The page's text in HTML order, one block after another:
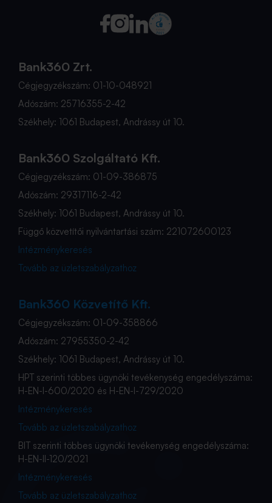
Bank360 Zrt.
Cégjegyzékszám: 01-10-048921
Adószám: 25716355-2-42
Székhely: 1061 Budapest, Andrássy út 10.
Bank360 Szolgáltató Kft.
Cégjegyzékszám: 01-09-386875
Adószám: 29317116-2-42
Székhely: 1061 Budapest, Andrássy út 10.
Függő közvetítői nyilvántartási szám: 221072600123
Intézménykeresés
Tovább az üzletszabályzathoz
Bank360 Közvetítő Kft.
Cégjegyzékszám: 01-09-358866
Adószám: 27955350-2-42
Székhely: 1061 Budapest, Andrássy út 10.
HPT szerinti többes ügynöki tevékenység engedélyszáma:
H-EN-I-600/2020 és H-EN-I-729/2020
Intézménykeresés
Tovább az üzletszabályzathoz
BIT szerinti többes ügynöki tevékenység engedélyszáma:
H-EN-II-120/2021
Intézménykeresés
Tovább az üzletszabályzathoz